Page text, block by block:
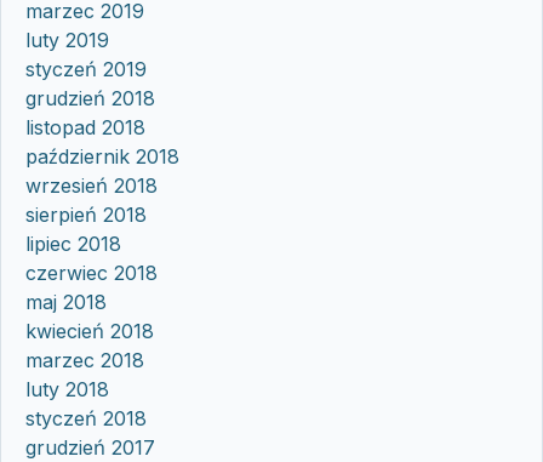
marzec 2019
luty 2019
styczeń 2019
grudzień 2018
listopad 2018
październik 2018
wrzesień 2018
sierpień 2018
lipiec 2018
czerwiec 2018
maj 2018
kwiecień 2018
marzec 2018
luty 2018
styczeń 2018
grudzień 2017